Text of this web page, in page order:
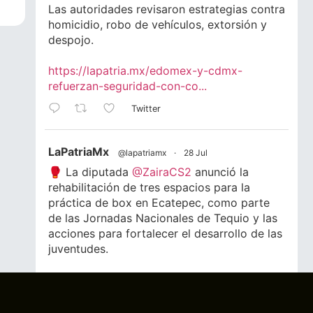
Las autoridades revisaron estrategias contra
homicidio, robo de vehículos, extorsión y
despojo.
https://lapatria.mx/edomex-y-cdmx-
refuerzan-seguridad-con-co...
Twitter
LaPatriaMx @lapatriamx · 28 Jul
🥊 La diputada @ZairaCS2 anunció la
rehabilitación de tres espacios para la
práctica de box en Ecatepec, como parte
de las Jornadas Nacionales de Tequio y las
acciones para fortalecer el desarrollo de las
juventudes.